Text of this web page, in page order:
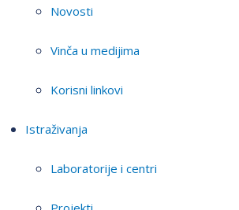
Novosti
Vinča u medijima
Korisni linkovi
Istraživanja
Laboratorije i centri